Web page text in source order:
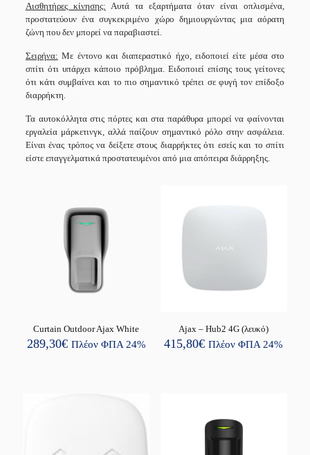
Αισθητήρες κίνησης: Αυτά τα εξαρτήματα όταν είναι οπλισμένα,
προστατεύουν ένα συγκεκριμένο χώρο δημιουργώντας μια αόρατη
ζώνη που δεν μπορεί να παραβιαστεί.
Σειρήνα: Με έντονο και διαπεραστικό ήχο, ειδοποιεί είτε μέσα στο
σπίτι ότι υπάρχει κάποιο πρόβλημα. Ειδοποιεί επίσης τους γείτονες
ότι κάτι συμβαίνει και το πιο σημαντικό τρέπει σε φυγή τον επίδοξο
διαρρήκτη.
Τα αυτοκόλλητα στις πόρτες και στα παράθυρα μπορεί να φαίνονται
εργαλεία μάρκετινγκ, αλλά παίζουν σημαντικό ρόλο στην ασφάλεια.
Είναι ένας τρόπος να δείξετε στους διαρρήκτες ότι εσείς και το σπίτι
είστε επαγγελματικά προστατευμένοι από μια απόπειρα διάρρηξης.
Curtain Outdoor Ajax White
289,30€ Πλέον ΦΠΑ 24%
Ajax – Hub2 4G (λευκό)
415,80€ Πλέον ΦΠΑ 24%